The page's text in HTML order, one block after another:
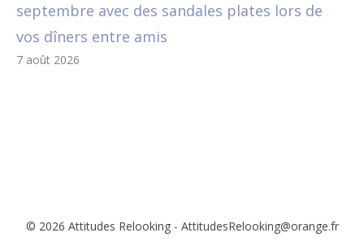
septembre avec des sandales plates lors de
vos dîners entre amis
7 août 2026
© 2026 Attitudes Relooking - AttitudesRelooking@orange.fr